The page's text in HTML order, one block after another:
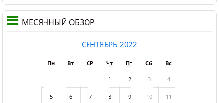
МЕСЯЧНЫЙ ОБЗОР
СЕНТЯБРЬ 2022
Пн Вт СР Чт Пт Сб Вс
1 2 3 4
5 6 7 8 9 10 11